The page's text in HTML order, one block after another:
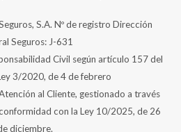
S.A. Nº de registro Dirección
Seguros: J-631
Civil según artículo 157 del
3/2020, de 4 de febrero
al Cliente, gestionado a través
con la Ley 10/2025, de 26
diciembre.